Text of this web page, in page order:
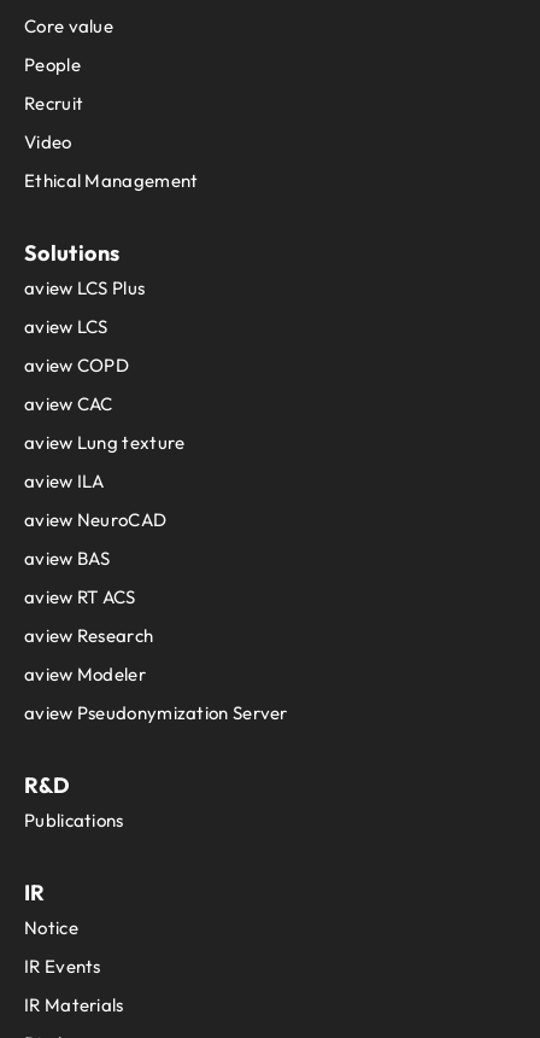
Core value
People
Recruit
Video
Ethical Management
Solutions
aview LCS Plus
aview LCS
aview COPD
aview CAC
aview Lung texture
aview ILA
aview NeuroCAD
aview BAS
aview RT ACS
aview Research
aview Modeler
aview Pseudonymization Server
R&D
Publications
IR
Notice
IR Events
IR Materials